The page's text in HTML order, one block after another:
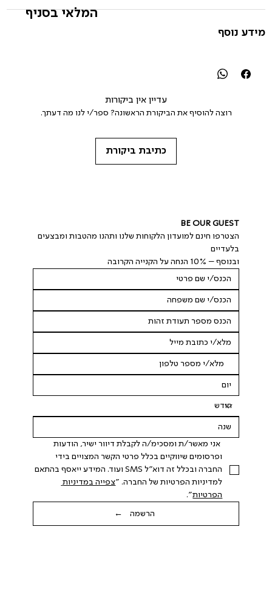
המלאי בסניף
מידע נוסף
עדיין אין ביקורות
רוצה להוסיף את הביקורת הראשונה? ספר/י לנו מה דעתך.
כתיבת ביקורת
BE OUR GUEST
הצטרפו חינם למועדון הלקוחות שלנו ותהנו מהטבות ומבצעים
בלעדיים
ובנוסף – 10% הנחה על הקנייה הקרובה
אני מאשר/ת ומסכימ/ה לקבלת דיוור ישיר, הודעות
החברה ובכלל זה דוא"ל SMS ועוד. המידע ייאסף בהתאם
למדיניות הפרטיות של החברה. "
צפייה במדיניות
הפרטיות".
הרשמה ←